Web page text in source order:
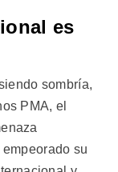
es
sombría,
PMA, el
su